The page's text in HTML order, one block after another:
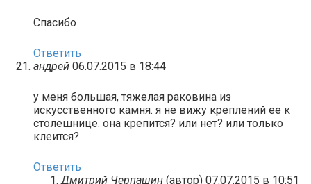
Спасибо
Ответить
андрей 06.07.2015 в 18:44
у меня большая, тяжелая раковина из
искусственного камня. я не вижу креплений ее к
столешнице. она крепится? или нет? или только
клеится?
Ответить
Дмитрий Черпашин (автор) 07.07.2015 в 10:51